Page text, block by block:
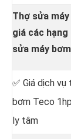
Thợ sửa
giá các
sửa máy
✅ Giá dịch
bơm Teco
ly tâm